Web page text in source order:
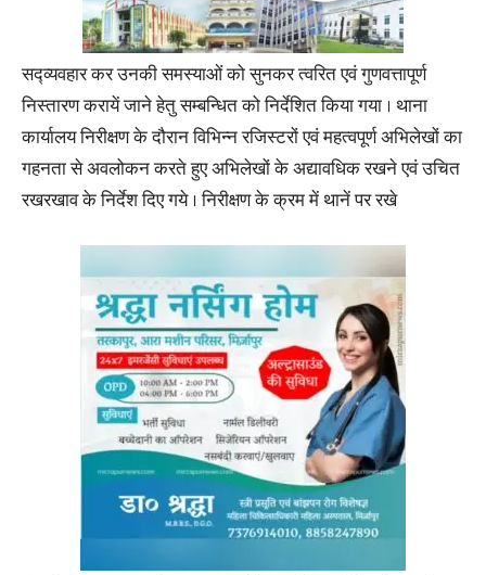
सद्व्यवहार कर उनकी समस्याओं को सुनकर त्वरित एवं गुणवत्तापूर्ण
निस्तारण करायें जाने हेतु सम्बन्धित को निर्देशित किया गया । थाना
कार्यालय निरीक्षण के दौरान विभिन्न रजिस्टरों एवं महत्वपूर्ण अभिलेखों का
गहनता से अवलोकन करते हुए अभिलेखों के अद्यावधिक रखने एवं उचित
रखरखाव के निर्देश दिए गये । निरीक्षण के क्रम में थानें पर रखे